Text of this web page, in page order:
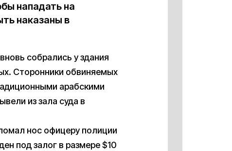
нападать на
наказаны в
собрались у здания
Сторонники обвиняемых
арабскими
из зала суда в
нос офицеру полиции
под залог в размере $10